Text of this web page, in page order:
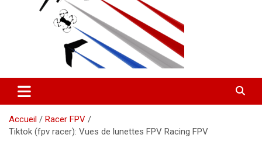
Accueil
Racer FPV
Tiktok (fpv racer): Vues de lunettes FPV Racing FPV